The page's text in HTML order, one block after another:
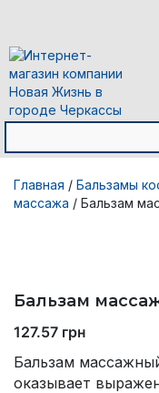
Главная / Бальзамы
массажа / Бальзам
Бальзам
127.57 грн
Бальзам
оказывает